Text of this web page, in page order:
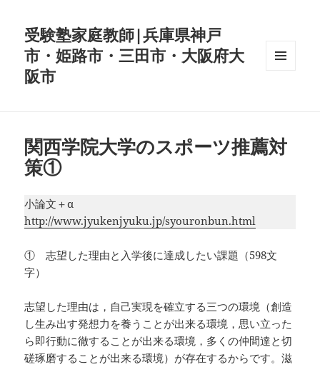
受験塾家庭教師|兵庫県神戸
市・姫路市・三田市・大阪府大
阪市
関西学院大学のスポーツ推薦対
策①
小論文＋α
http://www.jyukenjyuku.jp/syouronbun.html
① 志望した理由と入学後に達成したい課題（598文
字）
志望した理由は，自己実現を確立する三つの環境（創造
し生み出す発想力を養うことが出来る環境，思い立った
ら即行動に徹することが出来る環境，多くの仲間達と切
磋琢磨することが出来る環境）が存在するからです。滋